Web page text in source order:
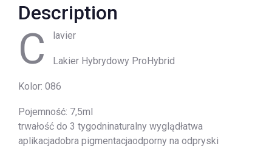
Description
C lavier
Lakier Hybrydowy ProHybrid
Kolor: 086
Pojemność: 7,5ml
trwałość do 3 tygodninaturalny wyglądłatwa
aplikacjadobra pigmentacjaodporny na odpryski